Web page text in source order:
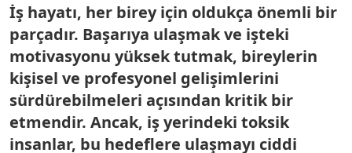
İş hayatı, her birey için oldukça önemli bir
parçadır. Başarıya ulaşmak ve işteki
motivasyonu yüksek tutmak, bireylerin
kişisel ve profesyonel gelişimlerini
sürdürebilmeleri açısından kritik bir
etmendir. Ancak, iş yerindeki toksik
insanlar, bu hedeflere ulaşmayı ciddi